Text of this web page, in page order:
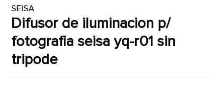
SEISA
difusor de iluminacion p/
fotografia seisa yq-r01 sin
tripode